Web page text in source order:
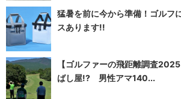
猛暑を前に今から準備！ゴルフ
スあります!!
【ゴルファーの飛距離調査
ばし屋!? 男性アマ140...